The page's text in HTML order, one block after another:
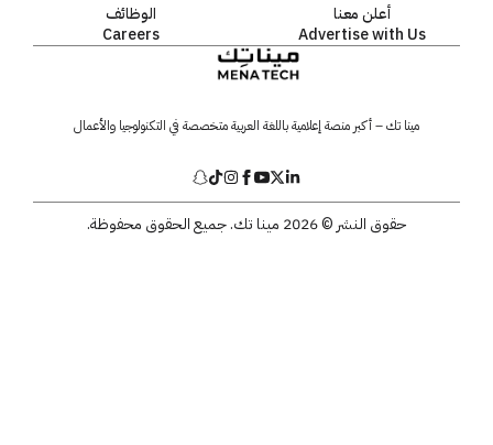
أعلن معنا
Advertise with Us
الوظائف
Careers
مينا تك – أكبر منصة إعلامية باللغة العربية متخصصة في التكنولوجيا والأعمال
حقوق النشر © 2026 مينا تك. جميع الحقوق محفوظة.